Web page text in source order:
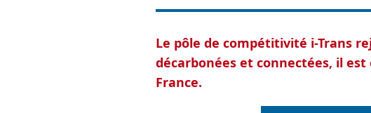
Le pôle de compétitivité i-Trans
décarbonées et connectées, il
France.